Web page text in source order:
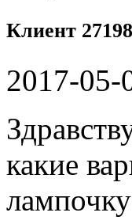
Клиент
2017-05-
какие
лампочку